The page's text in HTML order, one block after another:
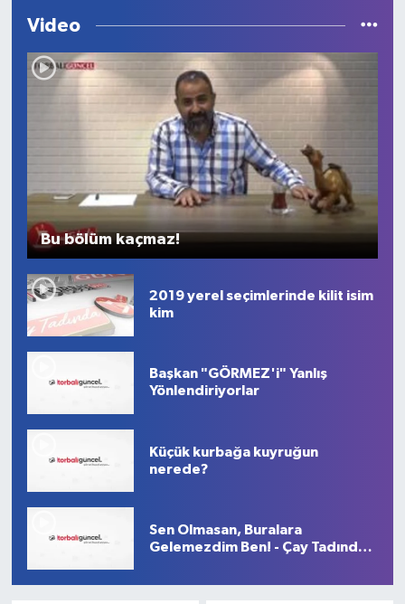
Video
Bu bölüm kaçmaz!
2019 yerel seçimlerinde kilit isim
kim
Başkan "GÖRMEZ'i" Yanlış
Yönlendiriyorlar
Küçük kurbağa kuyruğun
nerede?
Sen Olmasan, Buralara
Gelemezdim Ben! - Çay Tadında